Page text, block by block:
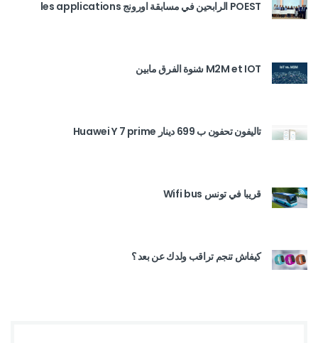
POEST الرابحين في مسابقة اورونج les applications
M2M et IOT شنوة الفرق مابين
تاليفون تحفون ب 699 دينار Huawei Y 7 prime
قريبا في تونس Wifi bus
كيفاش تنجم تراقب ولدك عن بعد ؟